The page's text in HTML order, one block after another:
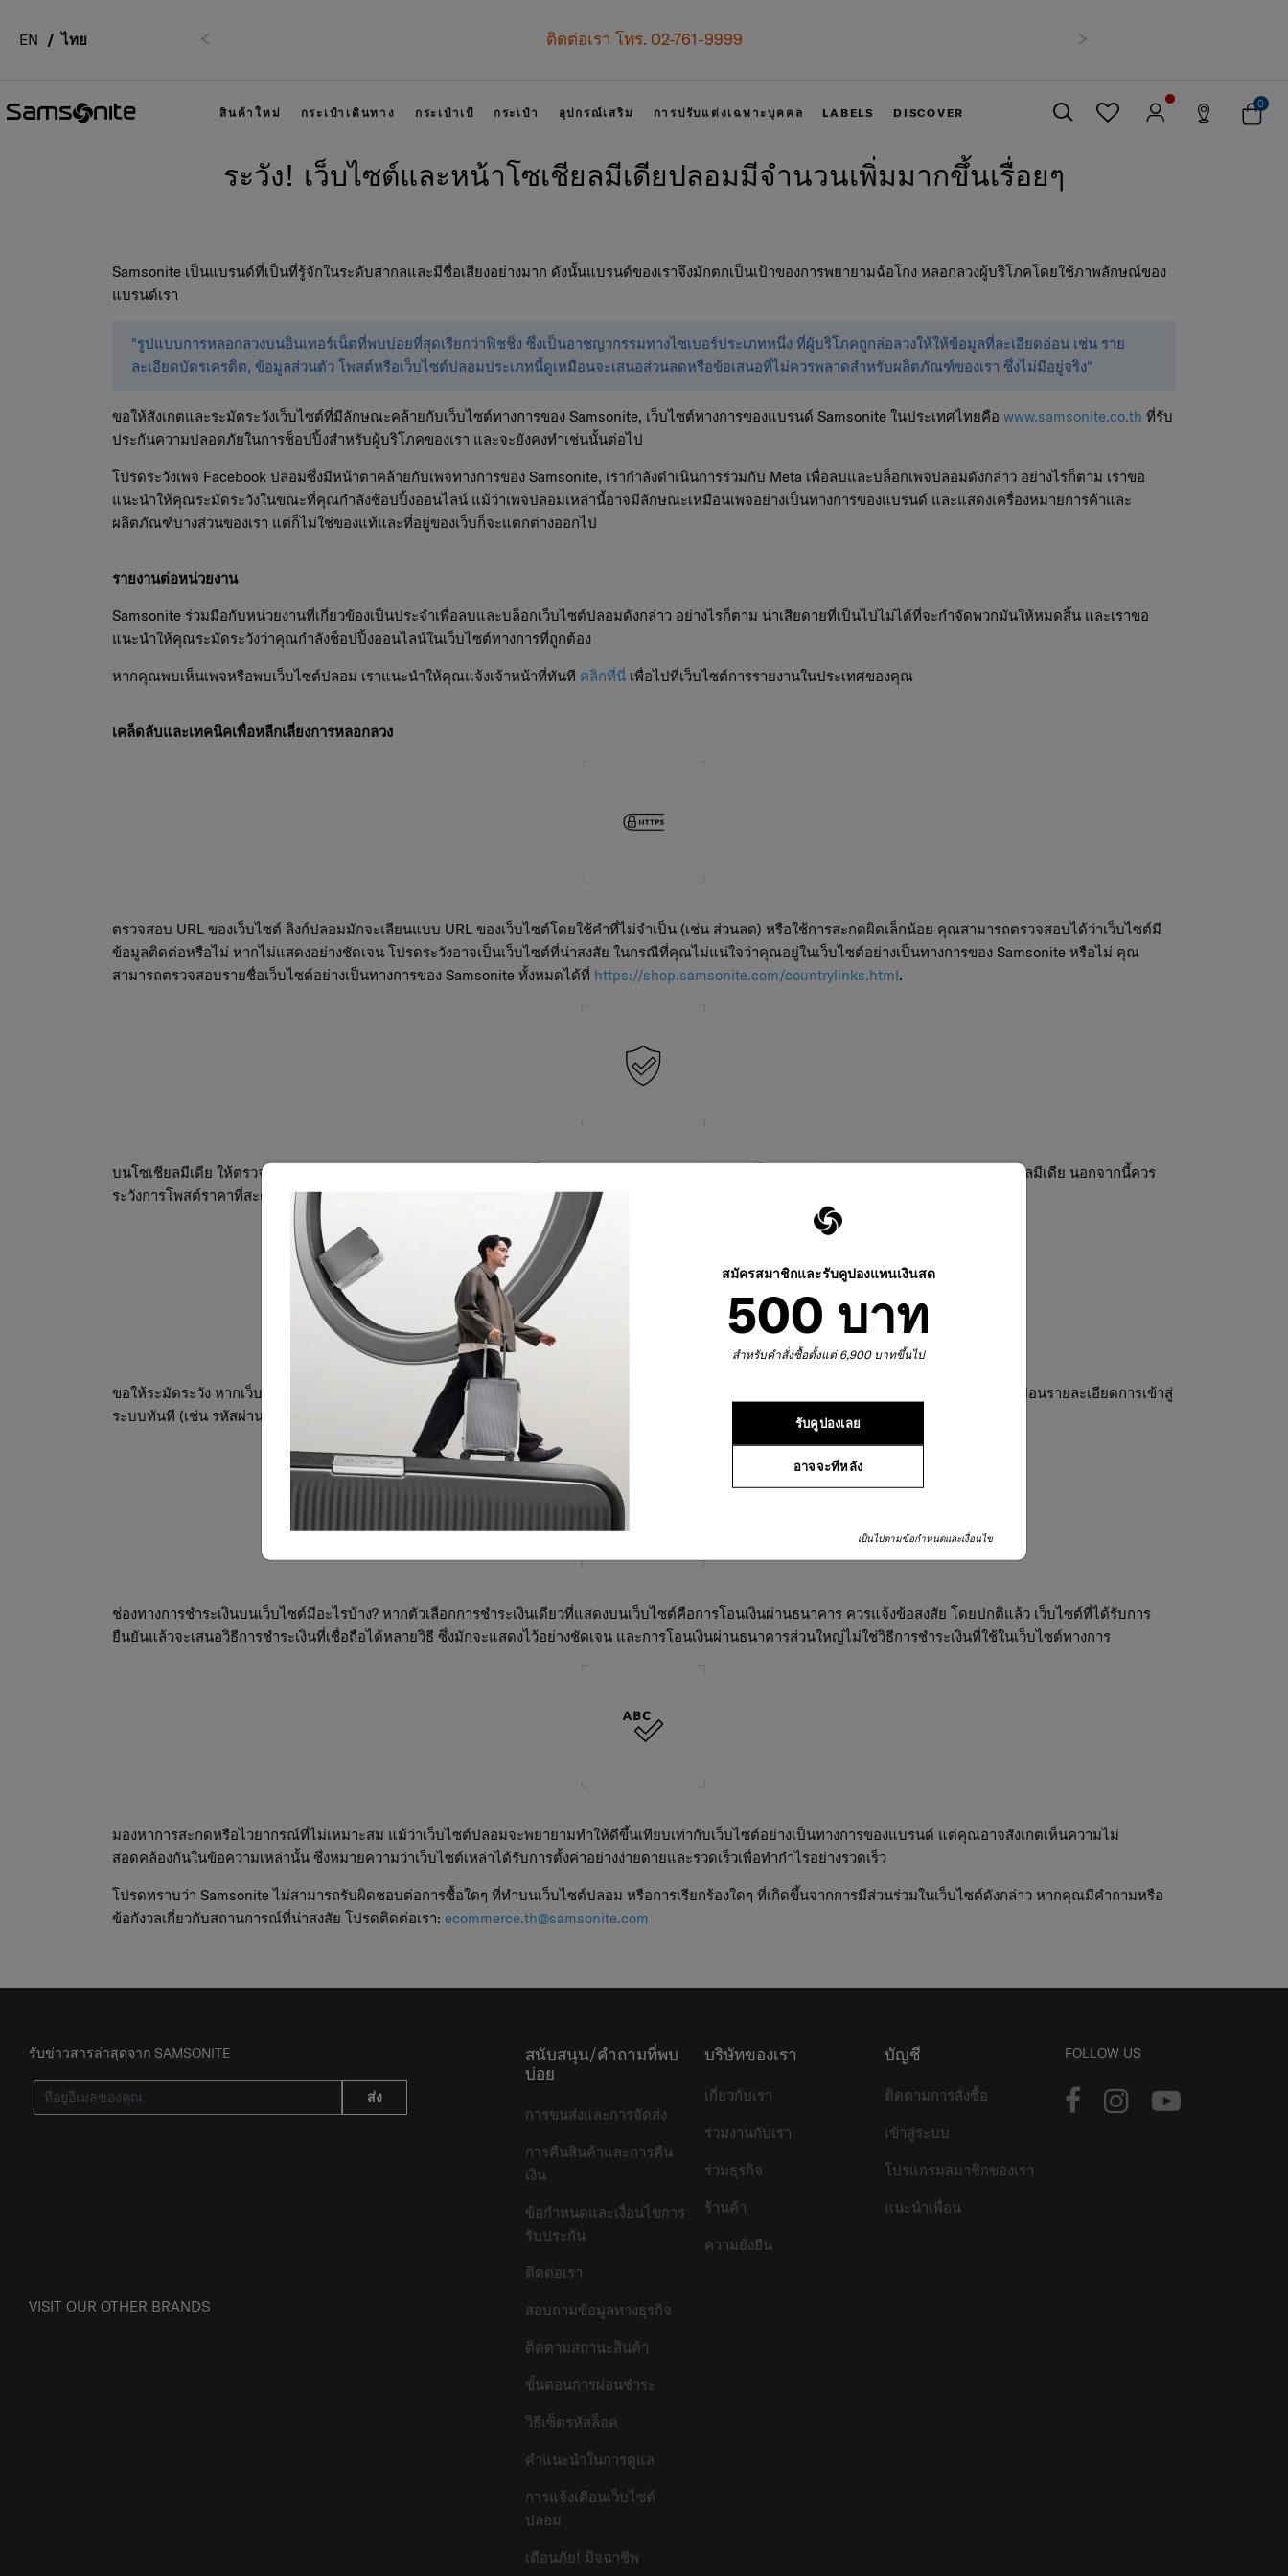
สมัครสมาชิกและรับคูปองแทนเงินสด
500 บาท
สำหรับคำสั่งซื้อตั้งแต่ 6,900 บาทขึ้นไป
รับคูปองเลย
อาจจะทีหลัง
เป็นไปตามข้อกำหนดและเงื่อนไข
EN ไทย ติดต่อเรา โทร. 02-761-9999 รับทันที คูปองแทนเงินสด
สินค้าใหม่ กระเป๋าเดินทาง กระเป๋าเป้ กระเป๋า อุปกรณ์เสริม การปรับแต่งเฉพาะบุคคล LABELS DISCOVER
0
ระวัง! เว็บไซต์และหน้าโซเชียลมีเดียปลอมมีจำนวนเพิ่มมากขึ้นเรื่อยๆ
Samsonite เป็นแบรนด์ที่เป็นที่รู้จักในระดับสากลและมีชื่อเสียงอย่างมาก ดังนั้นแบรนด์ของเราจึงมักตกเป็นเป้าของการพยายามฉ้อโกง หลอกลวงผู้บริโภคโดยใช้ภาพลักษณ์ของ
แบรนด์เรา
"รูปแบบการหลอกลวงบนอินเทอร์เน็ตที่พบบ่อยที่สุดเรียกว่าฟิชชิ่ง ซึ่งเป็นอาชญากรรมทางไซเบอร์ประเภทหนึ่ง ที่ผู้บริโภคถูกล่อลวงให้ให้ข้อมูลที่ละเอียดอ่อน เช่น ราย
ละเอียดบัตรเครดิต, ข้อมูลส่วนตัว โพสต์หรือเว็บไซต์ปลอมประเภทนี้ดูเหมือนจะเสนอส่วนลดหรือข้อเสนอที่ไม่ควรพลาดสำหรับผลิตภัณฑ์ของเรา ซึ่งไม่มีอยู่จริง"
ขอให้สังเกตและระมัดระวังเว็บไซต์ที่มีลักษณะคล้ายกับเว็บไซต์ทางการของ Samsonite, เว็บไซต์ทางการของแบรนด์ Samsonite ในประเทศไทยคือ www.samsonite.co.th ที่รับ
ประกันความปลอดภัยในการช็อปปิ้งสำหรับผู้บริโภคของเรา และจะยังคงทำเช่นนั้นต่อไป
โปรดระวังเพจ Facebook ปลอมซึ่งมีหน้าตาคล้ายกับเพจทางการของ Samsonite, เรากำลังดำเนินการร่วมกับ Meta เพื่อลบและบล็อกเพจปลอมดังกล่าว อย่างไรก็ตาม เราขอ
แนะนำให้คุณระมัดระวังในขณะที่คุณกำลังช้อปปิ้งออนไลน์ แม้ว่าเพจปลอมเหล่านี้อาจมีลักษณะเหมือนเพจอย่างเป็นทางการของแบรนด์ และแสดงเครื่องหมายการค้าและ
ผลิตภัณฑ์บางส่วนของเรา แต่ก็ไม่ใช่ของแท้และที่อยู่ของเว็บก็จะแตกต่างออกไป
รายงานต่อหน่วยงาน
Samsonite ร่วมมือกับหน่วยงานที่เกี่ยวข้องเป็นประจำเพื่อลบและบล็อกเว็บไซต์ปลอมดังกล่าว อย่างไรก็ตาม น่าเสียดายที่เป็นไปไม่ได้ที่จะกำจัดพวกมันให้หมดสิ้น และเราขอ
แนะนำให้คุณระมัดระวังว่าคุณกำลังช็อปปิ้งออนไลน์ในเว็บไซต์ทางการที่ถูกต้อง
หากคุณพบเห็นเพจหรือพบเว็บไซต์ปลอม เราแนะนำให้คุณแจ้งเจ้าหน้าที่ทันที คลิกที่นี่ เพื่อไปที่เว็บไซต์การรายงานในประเทศของคุณ
เคล็ดลับและเทคนิคเพื่อหลีกเลี่ยงการหลอกลวง
ตรวจสอบ URL ของเว็บไซต์ ลิงก์ปลอมมักจะเลียนแบบ URL ของเว็บไซต์โดยใช้คำที่ไม่จำเป็น (เช่น ส่วนลด) หรือใช้การสะกดผิดเล็กน้อย คุณสามารถตรวจสอบได้ว่าเว็บไซต์มี
ข้อมูลติดต่อหรือไม่ หากไม่แสดงอย่างชัดเจน โปรดระวังอาจเป็นเว็บไซต์ที่น่าสงสัย ในกรณีที่คุณไม่แน่ใจว่าคุณอยู่ในเว็บไซต์อย่างเป็นทางการของ Samsonite หรือไม่ คุณ
สามารถตรวจสอบรายชื่อเว็บไซต์อย่างเป็นทางการของ Samsonite ทั้งหมดได้ที่ https://shop.samsonite.com/countrylinks.html.
บนโซเชียลมีเดีย ให้ตรวจสอบเสมอว่าบัญชีได้รับการยืนยันหรือไม่ สิ่งนี้สามารถเห็นได้ง่ายด้วยเครื่องหมายติ๊กถูกสีฟ้าที่ Samsonite มีสำหรับบัญชีโซเชียลมีเดีย นอกจากนี้ควร
ระวังการโพสต์ราคาที่สะดุดตาและถูกมากบนโซเชียลมีเดีย ถ้ามันดูดีเกินไปที่จะเป็นจริงขอให้ระแวงไว้ก่อนว่าจะเป็นการหลอกลวง
ขอให้ระมัดระวัง หากเว็บไซต์มีโฆษณาจำนวนมากปรากฏขึ้นเพื่อกระตุ้นให้คุณซื้อของบางอย่างอย่างรวดเร็วก่อนที่ส่วนลดจะหมด หากป๊อปอัปขอให้คุณป้อนรายละเอียดการเข้าสู่
ระบบทันที (เช่น รหัสผ่าน) หรือแม้แต่รายละเอียดบัตรเครดิต ก็เป็นไปได้ว่าคุณอยู่ในเว็บไซต์ฟิชชิ่ง
ช่องทางการชำระเงินบนเว็บไซต์มีอะไรบ้าง? หากตัวเลือกการชำระเงินเดียวที่แสดงบนเว็บไซต์คือการโอนเงินผ่านธนาคาร ควรแจ้งข้อสงสัย โดยปกติแล้ว เว็บไซต์ที่ได้รับการ
ยืนยันแล้วจะเสนอวิธีการชำระเงินที่เชื่อถือได้หลายวิธี ซึ่งมักจะแสดงไว้อย่างชัดเจน และการโอนเงินผ่านธนาคารส่วนใหญ่ไม่ใช่วิธีการชำระเงินที่ใช้ในเว็บไซต์ทางการ
มองหาการสะกดหรือไวยากรณ์ที่ไม่เหมาะสม แม้ว่าเว็บไซต์ปลอมจะพยายามทำให้ดีขึ้นเทียบเท่ากับเว็บไซต์อย่างเป็นทางการของแบรนด์ แต่คุณอาจสังเกตเห็นความไม่
สอดคล้องกันในข้อความเหล่านั้น ซึ่งหมายความว่าเว็บไซต์เหล่าได้รับการตั้งค่าอย่างง่ายดายและรวดเร็วเพื่อทำกำไรอย่างรวดเร็ว
โปรดทราบว่า Samsonite ไม่สามารถรับผิดชอบต่อการซื้อใดๆ ที่ทำบนเว็บไซต์ปลอม หรือการเรียกร้องใดๆ ที่เกิดขึ้นจากการมีส่วนร่วมในเว็บไซต์ดังกล่าว หากคุณมีคำถามหรือ
ข้อกังวลเกี่ยวกับสถานการณ์ที่น่าสงสัย โปรดติดต่อเรา: ecommerce.th@samsonite.com
รับข่าวสารล่าสุดจาก SAMSONITE
ส่ง
VISIT OUR OTHER BRANDS
สนับสนุน/คำถามที่พบ
บ่อย
การขนส่งและการจัดส่ง
การคืนสินค้าและการคืน
เงิน
ข้อกำหนดและเงื่อนไขการ
รับประกัน
ติดต่อเรา
สอบถามข้อมูลทางธุรกิจ
ติดตามสถานะสินค้า
ขั้นตอนการผ่อนชำระ
วิธีเซ็ตรหัสล็อค
คำแนะนำในการดูแล
การแจ้งเตือนเว็บไซต์
ปลอม
เตือนภัย! มิจฉาชีพ
บริษัทของเรา
เกี่ยวกับเรา
ร่วมงานกับเรา
ร่วมธุรกิจ
ร้านค้า
ความยั่งยืน
บัญชี
ติดตามการสั่งซื้อ
เข้าสู่ระบบ
โปรแกรมสมาชิกของเรา
แนะนำเพื่อน
FOLLOW US